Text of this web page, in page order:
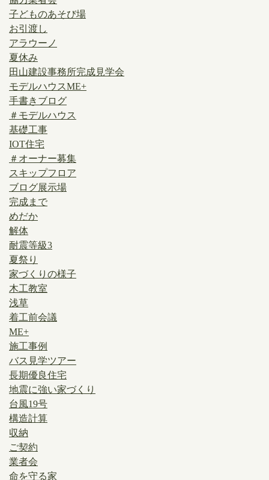
子どものあそび場
お引渡し
アラウーノ
夏休み
田山建設事務所完成見学会
モデルハウスME+
手書きブログ
＃モデルハウス
基礎工事
IOT住宅
＃オーナー募集
スキップフロア
ブログ展示場
完成まで
めだか
解体
耐震等級3
夏祭り
家づくりの様子
木工教室
浅草
着工前会議
ME+
施工事例
バス見学ツアー
長期優良住宅
地震に強い家づくり
台風19号
構造計算
収納
ご契約
業者会
命を守る家